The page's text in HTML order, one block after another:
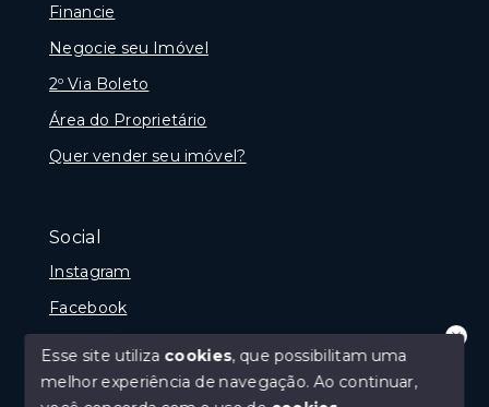
Financie
Negocie seu Imóvel
2º Via Boleto
Área do Proprietário
Quer vender seu imóvel?
Social
Instagram
Facebook
Olá! que bom te ver por aqui!
precisando de ajuda ou buscando outro
tipo de imóvel, fale conosco!
Esse site utiliza cookies, que possibilitam uma
melhor experiência de navegação.Ao continuar,